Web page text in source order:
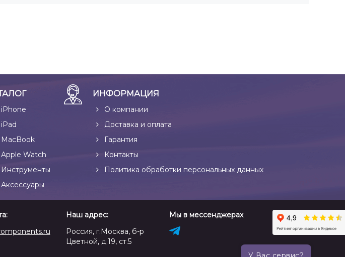
iPhone
iPad
MacBook
Apple Watch
Инструменты
Аксессуары
ИНФОРМАЦИЯ
О компании
Доставка и оплата
Гарантия
Контакты
Политика обработки персональных данных
Наш адрес:
Россия, г.Москва, б-р
Цветной, д.19, ст.5
Мы в мессенджерах